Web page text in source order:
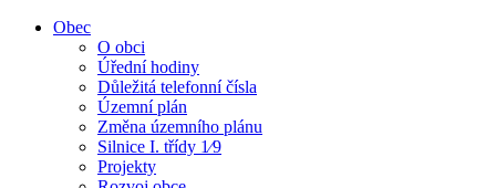
Obec
O obci
Úřední hodiny
Důležitá telefonní čísla
Územní plán
Změna územního plánu
Silnice I. třídy 1⁄9
Projekty